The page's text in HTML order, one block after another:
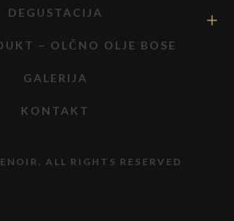
DEGUSTACIJA
– OLČNO OLJE BOSE
GALERIJA
KONTAKT
ALL RIGHTS RESERVED